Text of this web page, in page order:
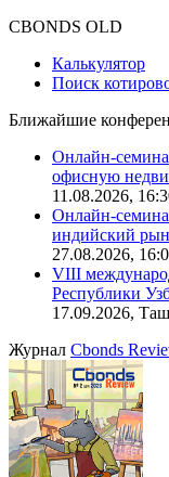
CBONDS OLD
Калькулятор
Поиск
Ближайшие
Онлайн-
офисную
11.08.2026,
Онлайн-
индийский
27.08.2026,
VIII
Республики
17.09.2026,
Журнал Cbonds